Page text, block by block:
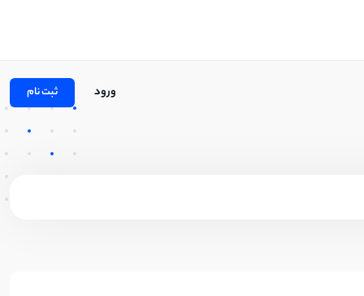
ورود ثبت نام